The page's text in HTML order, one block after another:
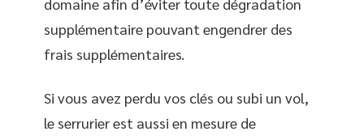
supplémentaire pouvant engendrer des
frais supplémentaires.
Si vous avez perdu vos clés ou subi un vol,
le serrurier est aussi en mesure de